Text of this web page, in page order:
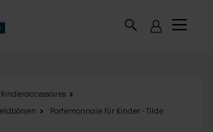
Kinderaccessoires
Portemonnaie für Kinder - Tilde